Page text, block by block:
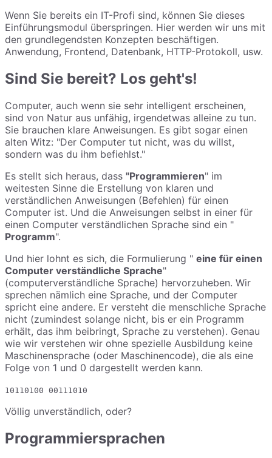
Wenn Sie bereits ein IT-Profi sind, können Sie dieses
Einführungsmodul überspringen. Hier werden wir uns mit
den grundlegendsten Konzepten beschäftigen.
Anwendung, Frontend, Datenbank, HTTP-Protokoll, usw.
Sind Sie bereit? Los geht's!
Computer, auch wenn sie sehr intelligent erscheinen,
sind von Natur aus unfähig, irgendetwas alleine zu tun.
Sie brauchen klare Anweisungen. Es gibt sogar einen
alten Witz: "Der Computer tut nicht, was du willst,
sondern was du ihm befiehlst."
Es stellt sich heraus, dass "Programmieren" im
weitesten Sinne die Erstellung von klaren und
verständlichen Anweisungen (Befehlen) für einen
Computer ist. Und die Anweisungen selbst in einer für
einen Computer verständlichen Sprache sind ein "
Programm".
Und hier lohnt es sich, die Formulierung " eine für einen
Computer verständliche Sprache"
(computerverständliche Sprache) hervorzuheben. Wir
sprechen nämlich eine Sprache, und der Computer
spricht eine andere. Er versteht die menschliche Sprache
nicht (zumindest solange nicht, bis er ein Programm
erhält, das ihm beibringt, Sprache zu verstehen). Genau
wie wir verstehen wir ohne spezielle Ausbildung keine
Maschinensprache (oder Maschinencode), die als eine
Folge von 1 und 0 dargestellt werden kann.
10110100 00111010
Völlig unverständlich, oder?
Programmiersprachen